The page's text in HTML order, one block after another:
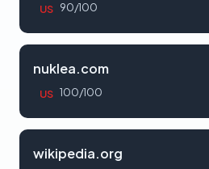
US 90/100
nuklea.com
US 100/100
wikipedia.org